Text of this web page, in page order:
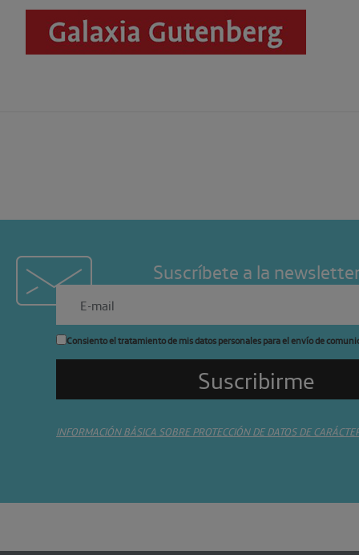
Suscríbete a la
Consiento el tratamiento de mis datos personales para el envío de
INFORMACIÓN BÁSICA SOBRE PROTECCIÓN DE DATOS DE